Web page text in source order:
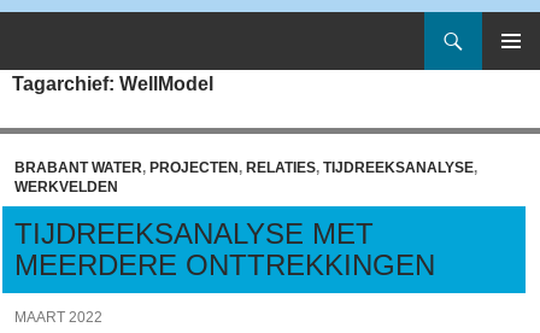
naar
Tagarchief: WellModel
BRABANT WATER, PROJECTEN , RELATIES, TIJDREEKSANALYSE,
WERKVELDEN
TIJDREEKSANALYSE MET
MEERDERE ONTTREKKINGEN
MAART 2022